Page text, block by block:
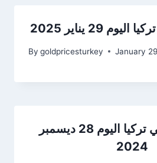
29 يناير 2025
By goldpricesturkey January
سعر الذهب في تركيا اليوم 28 ديسمبر
2024